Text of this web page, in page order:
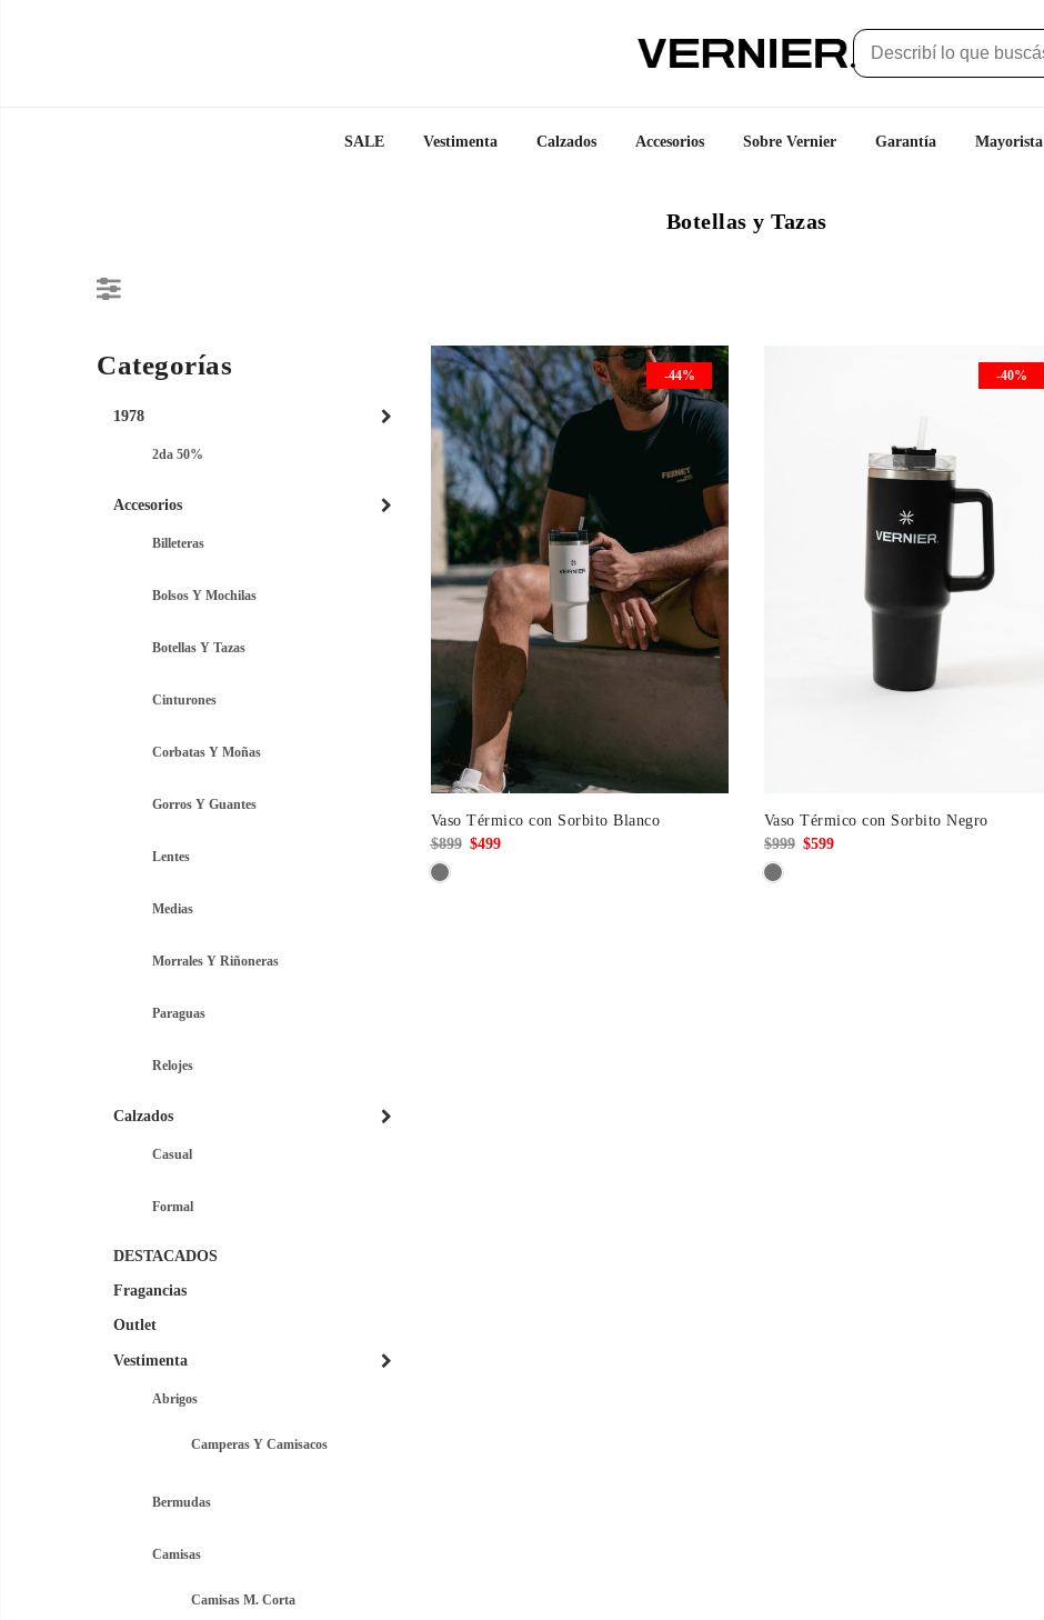
SALE Vestimenta Calzados Accesorios Sobre Vernier Garantía Mayorista
Botellas y Tazas
-44%
Vaso Térmico con Sorbito Blanco
$899 El
$499El
-40%
Vaso Térmico con Sorbito Negro
$999 El
$599El
Categorías
1978
2da 50%
Accesorios
Billeteras
Bolsos Y Mochilas
Botellas Y Tazas
Cinturones
Corbatas Y Moñas
Gorros Y Guantes
Lentes
Medias
Morrales Y Riñoneras
Paraguas
Relojes
Calzados
Casual
Formal
DESTACADOS
Fragancias
Outlet
Vestimenta
Abrigos
Camperas Y Camisacos
Bermudas
Camisas
Camisas M. Corta